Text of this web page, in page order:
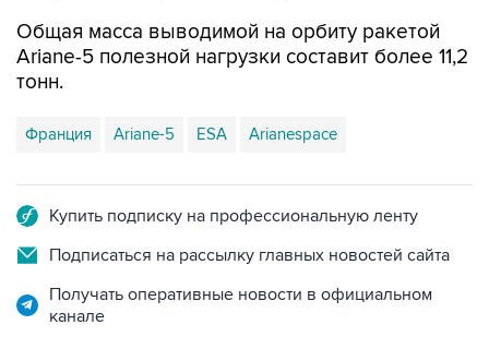
Общая масса выводимой на орбиту ракетой
Ariane-5 полезной нагрузки составит более 11,2
тонн.
Франция Ariane-5 ESA Arianespace
Купить подписку на профессиональную ленту
Подписаться на рассылку главных новостей сайта
Получать оперативные новости в официальном
канале